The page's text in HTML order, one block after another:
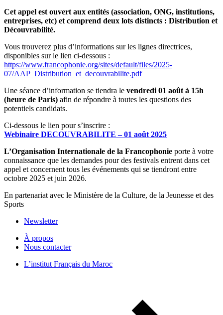
Cet appel est ouvert aux entités (association, ONG, institutions,
entreprises, etc) et comprend deux lots distincts : Distribution et
Découvrabilité.
Vous trouverez plus d’informations sur les lignes directrices,
disponibles sur le lien ci-dessous :
https://www.francophonie.org/sites/default/files/2025-
07/AAP_Distribution_et_decouvrabilite.pdf
Une séance d’information se tiendra le vendredi 01 août à 15h
(heure de Paris) afin de répondre à toutes les questions des
potentiels candidats.
Ci-dessous le lien pour s’inscrire :
Webinaire DECOUVRABILITE – 01 août 2025
L’Organisation Internationale de la Francophonie porte à votre
connaissance que les demandes pour des festivals entrent dans cet
appel et concernent tous les événements qui se tiendront entre
octobre 2025 et juin 2026.
En partenariat avec le Ministère de la Culture, de la Jeunesse et des
Sports
Newsletter
À propos
Nous contacter
L’institut Français du Maroc